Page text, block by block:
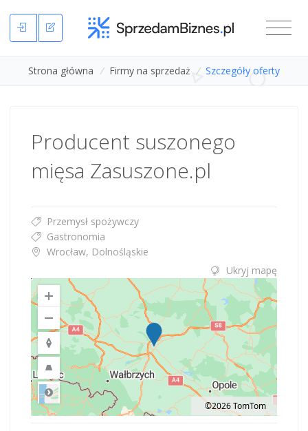
Strona główna / Firmy na sprzedaż / Szczegóły oferty
Producent suszonego
mięsa Zasuszone.pl
Przemysł spożywczy
Gastronomia
Wrocław, Dolnośląskie
Ukryj mapę
Road
©2026 TomTom